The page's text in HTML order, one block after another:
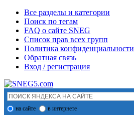
Все разделы и категории
Поиск по тегам
FAQ о сайте SNEG
Список прав всех групп
Политика конфиденциальности
Обратная связь
Вход / регистрация
на сайте в интернете